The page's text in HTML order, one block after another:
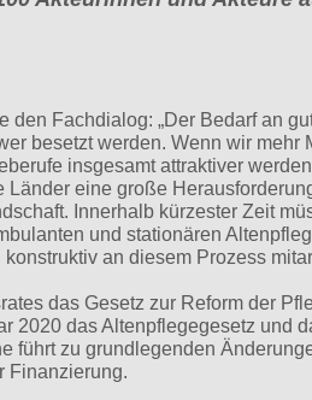
den Fachdialog: „Der Bedarf an
besetzt werden. Wenn wir mehr
insgesamt attraktiver
eine große
Innerhalb kürzester Zeit
und stationären
an diesem Prozess
das Gesetz zur Reform der
2020 das Altenpflegegesetz und
führt zu grundlegenden
Finanzierung.